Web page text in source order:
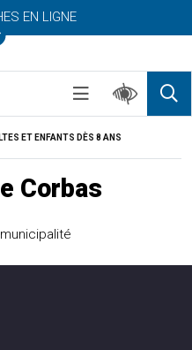
EN LIGNE
ET ENFANTS DÈS 8 ANS
Corbas